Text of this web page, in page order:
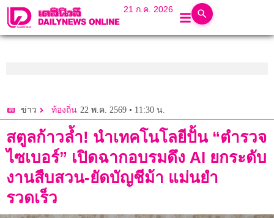
21 ก.ค. 2026
ข่าว ท้องถิ่น 22 พ.ค. 2569 • 11:30 น.
สตูลก้าวล้ำ! นำเทคโนโลยีปั้น “ตำรวจ
ไซเบอร์” เปิดฉากอบรมดึง AI ยกระดับ
งานสืบสวน-ยัดบัญชีม้า แม่นยำ
รวดเร็ว